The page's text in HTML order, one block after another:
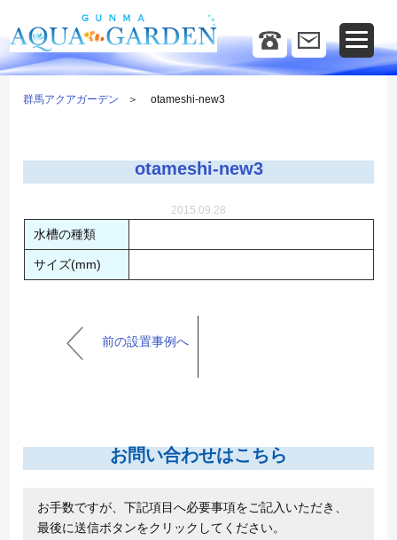
群馬アクアガーデン otameshi-new3
otameshi-new3
2015.09.28
水槽の種類
サイズ(mm)
前の設置事例へ
お問い合わせはこちら
お手数ですが、下記項目へ必要事項をご記入いただき、
最後に送信ボタンをクリックしてください。